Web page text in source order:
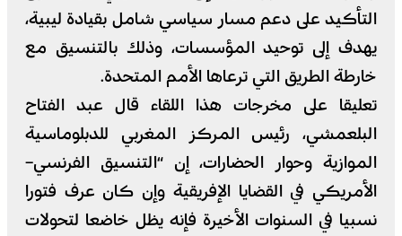
التأكيد على دعم مسار سياسي شامل بقيادة ليبية،
يهدف إلى توحيد المؤسسات، وذلك بالتنسيق مع
خارطة الطريق التي ترعاها الأمم المتحدة.
تعليقا على مخرجات هذا اللقاء قال عبد الفتاح
البلعمشي، رئيس المركز المغربي للدبلوماسية
الموازية وحوار الحضارات، إن “التنسيق الفرنسي–
الأمريكي في القضايا الإفريقية وإن كان عرف فتورا
نسبيا في السنوات الأخيرة فإنه يظل خاضعا لتحولات